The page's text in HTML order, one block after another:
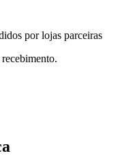
por lojas parceiras